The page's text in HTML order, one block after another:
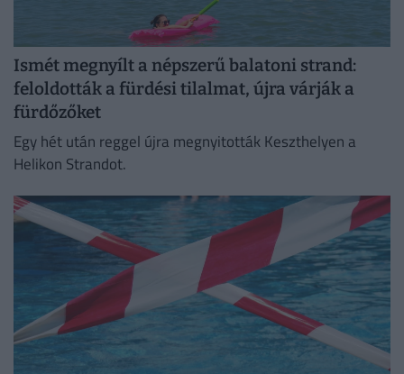
Ismét megnyílt a népszerű balatoni strand:
feloldották a fürdési tilalmat, újra várják a
fürdőzőket
Egy hét után reggel újra megnyitották Keszthelyen a
Helikon Strandot.